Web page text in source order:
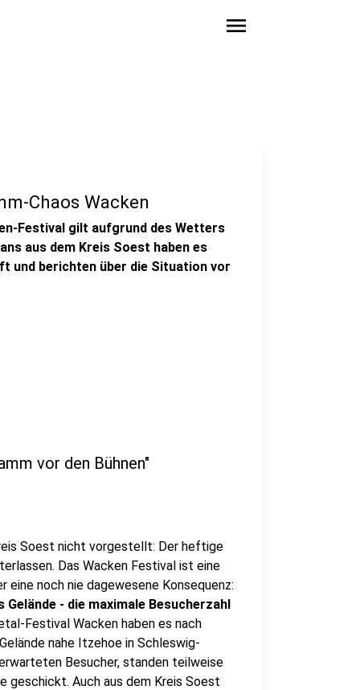
menu
Chaos Wacken
Festival gilt aufgrund des Wetters
aus dem Kreis Soest haben es
und berichten über die Situation vor
vor den Bühnen"
Soest nicht vorgestellt: Der heftige
Das Wacken Festival ist eine
noch nie dagewesene Konsequenz:
- die maximale Besucherzahl
Festival Wacken haben es nach
nahe Itzehoe in Schleswig-
Besucher, standen teilweise
geschickt. Auch aus dem Kreis Soest